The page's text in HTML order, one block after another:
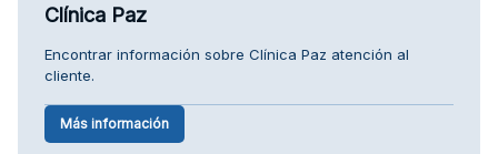
Clínica Paz
Encontrar información sobre Clínica Paz atención al
cliente.
Más información